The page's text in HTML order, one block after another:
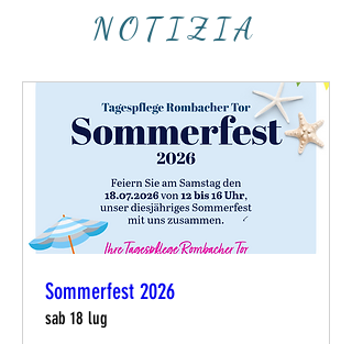
NOTIZIA
Sommerfest 2026
sab 18 lug